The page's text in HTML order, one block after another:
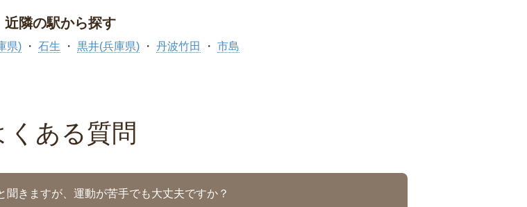
近隣の駅から探す
県) 石生 黒井(兵庫県) 丹波竹田 市島
くある質問
きますが、運動が苦手でも大丈夫ですか？